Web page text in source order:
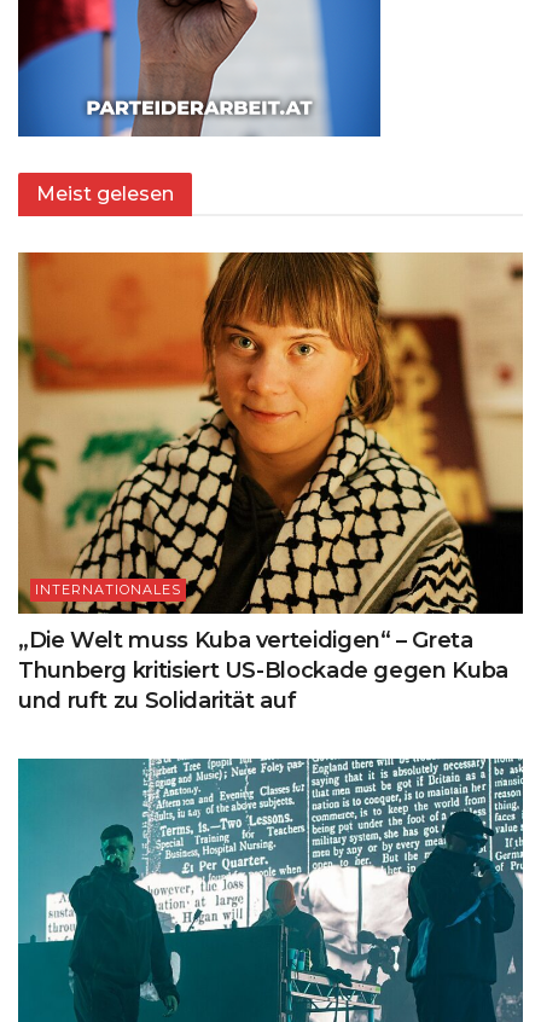
Meist gelesen
INTERNATIONALES
„Die Welt muss Kuba verteidigen“ – Greta
Thunberg kritisiert US-Blockade gegen Kuba
und ruft zu Solidarität auf